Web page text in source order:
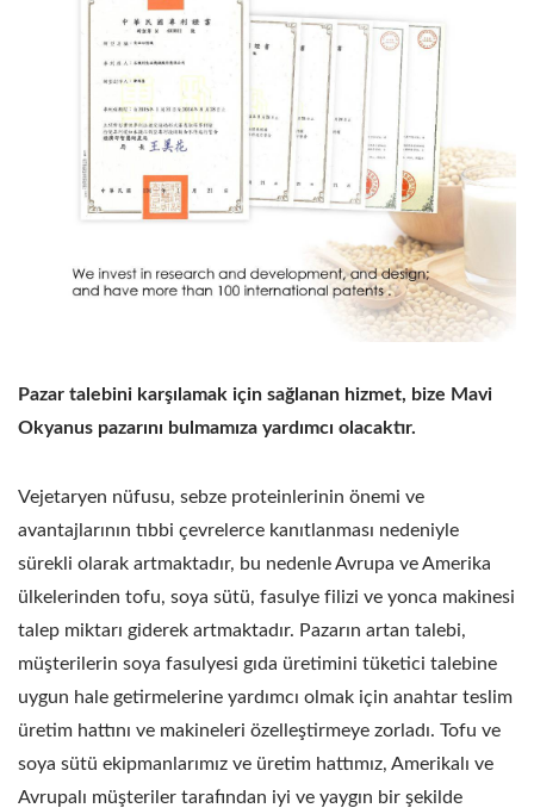
Pazar talebini karşılamak için sağlanan hizmet, bize Mavi
Okyanus pazarını bulmamıza yardımcı olacaktır.
Vejetaryen nüfusu, sebze proteinlerinin önemi ve
avantajlarının tıbbi çevrelerce kanıtlanması nedeniyle
sürekli olarak artmaktadır, bu nedenle Avrupa ve Amerika
ülkelerinden tofu, soya sütü, fasulye filizi ve yonca makinesi
talep miktarı giderek artmaktadır. Pazarın artan talebi,
müşterilerin soya fasulyesi gıda üretimini tüketici talebine
uygun hale getirmelerine yardımcı olmak için anahtar teslim
üretim hattını ve makineleri özelleştirmeye zorladı. Tofu ve
soya sütü ekipmanlarımız ve üretim hattımız, Amerikalı ve
Avrupalı müşteriler tarafından iyi ve yaygın bir şekilde